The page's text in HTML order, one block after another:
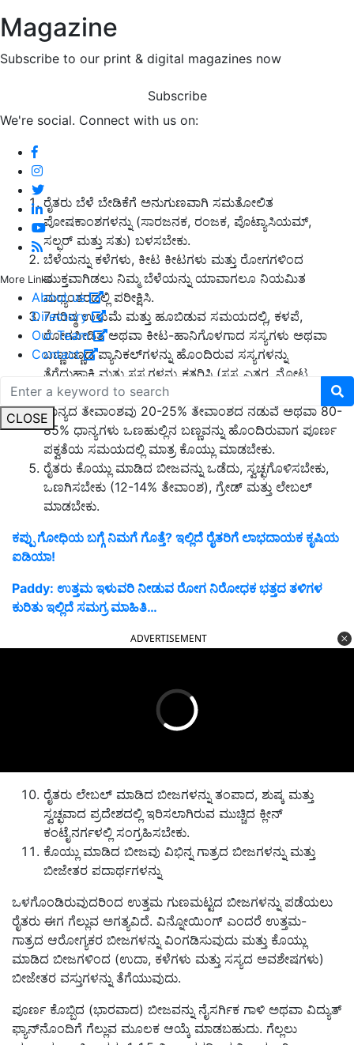
Magazine
Subscribe to our print & digital magazines now
Subscribe
We're social. Connect with us on:
More Links
About us
Directory
Our Team
Contact
CLOSE
ರೈತರು ಬೆಳೆ ಬೇಡಿಕೆಗೆ ಅನುಗುಣವಾಗಿ ಸಮತೋಲಿತ
ಪೋಷಕಾಂಶಗಳನ್ನು (ಸಾರಜನಕ, ರಂಜಕ, ಪೊಟ್ಯಾಸಿಯಮ್,
ಸಲ್ಫರ್ ಮತ್ತು ಸತು) ಬಳಸಬೇಕು.
ಬೆಳೆಯನ್ನು ಕಳೆಗಳು, ಕೀಟ ಕೀಟಗಳು ಮತ್ತು ರೋಗಗಳಿಂದ
ಮುಕ್ತವಾಗಿಡಲು ನಿಮ್ಮ ಬೆಳೆಯನ್ನು ಯಾವಾಗಲೂ ನಿಯಮಿತ
ಮಧ್ಯಂತರದಲ್ಲಿ ಪರೀಕ್ಷಿಸಿ.
7.ಗರಿಷ್ಠ ಉಳುಮೆ ಮತ್ತು ಹೂಬಿಡುವ ಸಮಯದಲ್ಲಿ, ಕಳಪೆ,
ರೋಗಪೀಡಿತ ಅಥವಾ ಕೀಟ-ಹಾನಿಗೊಳಗಾದ ಸಸ್ಯಗಳು ಅಥವಾ
ಬಣ್ಣಬಣ್ಣದ ಪ್ಯಾನಿಕಲ್‌ಗಳನ್ನು ಹೊಂದಿರುವ ಸಸ್ಯಗಳನ್ನು
ತೆಗೆದುಹಾಕಿ ಮತ್ತು ಸಸ್ಯಗಳನ್ನು ಕತ್ತರಿಸಿ (ಸಸ್ಯ ಎತ್ತರ, ನೋಟ,
ಹೂಬಿಡುವ ಸಮಯ, ಇತ್ಯಾದಿ)
ಧಾನ್ಯದ ತೇವಾಂಶವು 20-25% ತೇವಾಂಶದ ನಡುವೆ ಅಥವಾ 80-
85% ಧಾನ್ಯಗಳು ಒಣಹುಲ್ಲಿನ ಬಣ್ಣವನ್ನು ಹೊಂದಿರುವಾಗ ಪೂರ್ಣ
ಪಕ್ವತೆಯ ಸಮಯದಲ್ಲಿ ಮಾತ್ರ ಕೊಯ್ಲು ಮಾಡಬೇಕು.
ರೈತರು ಕೊಯ್ಲು ಮಾಡಿದ ಬೀಜವನ್ನು ಒಡೆದು, ಸ್ವಚ್ಛಗೊಳಿಸಬೇಕು,
ಒಣಗಿಸಬೇಕು (12-14% ತೇವಾಂಶ), ಗ್ರೇಡ್ ಮತ್ತು ಲೇಬಲ್
ಮಾಡಬೇಕು.
ಕಪ್ಪು ಗೋಧಿಯ ಬಗ್ಗೆ ನಿಮಗೆ ಗೊತ್ತೆ? ಇಲ್ಲಿದೆ ರೈತರಿಗೆ ಲಾಭದಾಯಕ ಕೃಷಿಯ
ಐಡಿಯಾ!
Paddy: ಉತ್ತಮ ಇಳುವರಿ ನೀಡುವ ರೋಗ ನಿರೋಧಕ ಭತ್ತದ ತಳಿಗಳ
ಕುರಿತು ಇಲ್ಲಿದೆ ಸಮಗ್ರ ಮಾಹಿತಿ…
ADVERTISEMENT
ರೈತರು ಲೇಬಲ್ ಮಾಡಿದ ಬೀಜಗಳನ್ನು ತಂಪಾದ, ಶುಷ್ಕ ಮತ್ತು
ಸ್ವಚ್ಛವಾದ ಪ್ರದೇಶದಲ್ಲಿ ಇರಿಸಲಾಗಿರುವ ಮುಚ್ಚಿದ ಕ್ಲೀನ್
ಕಂಟೈನರ್ಗಳಲ್ಲಿ ಸಂಗ್ರಹಿಸಬೇಕು.
ಕೊಯ್ಲು ಮಾಡಿದ ಬೀಜವು ವಿಭಿನ್ನ ಗಾತ್ರದ ಬೀಜಗಳನ್ನು ಮತ್ತು
ಬೀಜೇತರ ಪದಾರ್ಥಗಳನ್ನು
ಒಳಗೊಂಡಿರುವುದರಿಂದ ಉತ್ತಮ ಗುಣಮಟ್ಟದ ಬೀಜಗಳನ್ನು ಪಡೆಯಲು
ರೈತರು ಈಗ ಗೆಲ್ಲುವ ಅಗತ್ಯವಿದೆ. ವಿನ್ನೋಯಿಂಗ್ ಎಂದರೆ ಉತ್ತಮ-
ಗಾತ್ರದ ಆರೋಗ್ಯಕರ ಬೀಜಗಳನ್ನು ವಿಂಗಡಿಸುವುದು ಮತ್ತು ಕೊಯ್ಲು
ಮಾಡಿದ ಬೀಜಗಳಿಂದ (ಉದಾ, ಕಳೆಗಳು ಮತ್ತು ಸಸ್ಯದ ಅವಶೇಷಗಳು)
ಬೀಜೇತರ ವಸ್ತುಗಳನ್ನು ತೆಗೆಯುವುದು.
ಪೂರ್ಣ ಕೊಬ್ಬಿದ (ಭಾರವಾದ) ಬೀಜವನ್ನು ನೈಸರ್ಗಿಕ ಗಾಳಿ ಅಥವಾ ವಿದ್ಯುತ್
ಫ್ಯಾನ್‌ನೊಂದಿಗೆ ಗೆಲ್ಲುವ ಮೂಲಕ ಆಯ್ಕೆ ಮಾಡಬಹುದು. ಗೆಲ್ಲಲು